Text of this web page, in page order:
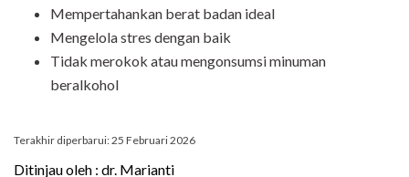
Mempertahankan berat badan ideal
Mengelola stres dengan baik
Tidak merokok atau mengonsumsi minuman
beralkohol
Terakhir diperbarui: 25 Februari 2026